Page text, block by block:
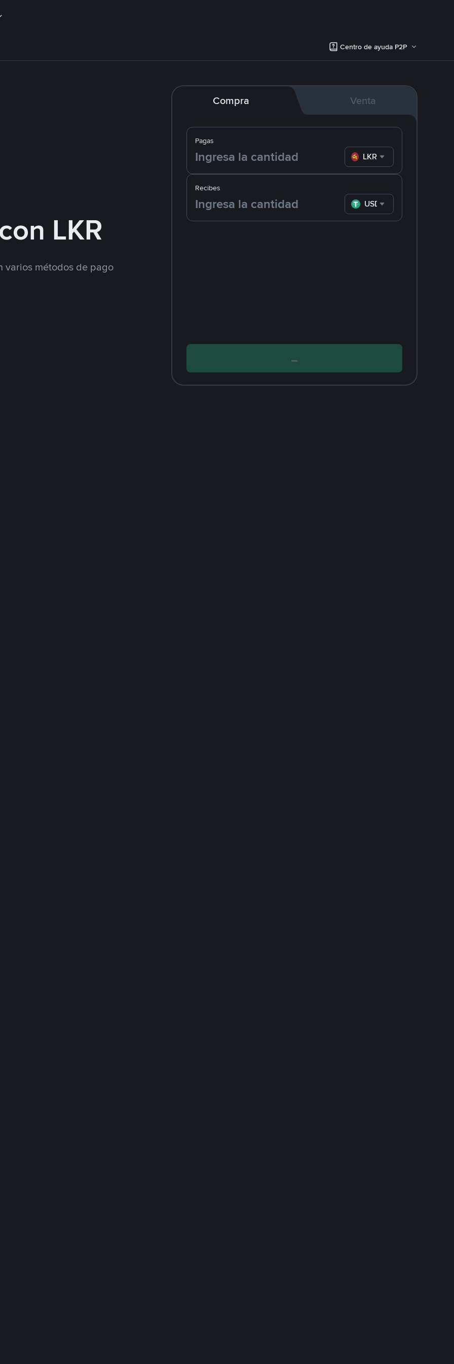
Centro de ayuda P2P
LKR
varios métodos de pago
Compra Venta
Pagas
LKR
Recibes
USDT